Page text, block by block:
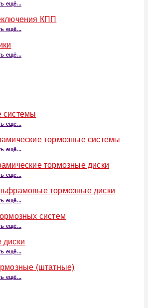
ещё...
КПП
ещё...
ещё...
системы
ещё...
тормозные системы
ещё...
тормозные диски
ещё...
тормозные диски
ещё...
систем
ещё...
ещё...
(штатные)
ещё...